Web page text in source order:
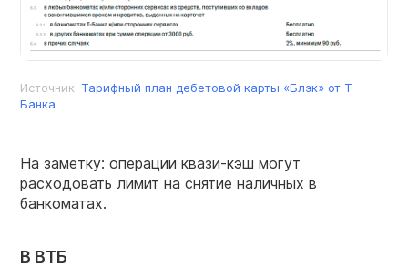
Источник: Тарифный план дебетовой карты «Блэк» от Т-
Банка
На заметку: операции квази-кэш могут
расходовать лимит на снятие наличных в
банкоматах.
В ВТБ